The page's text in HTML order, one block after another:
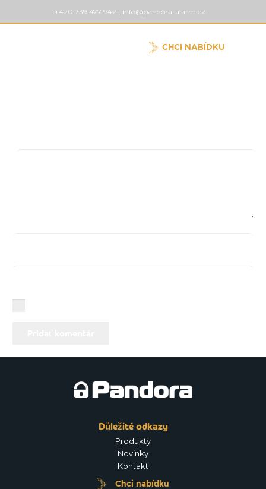
+420 739 477 942 | info@pandora-alarm.cz
CHCI NABÍDKU
Důležité odkazy
Produkty
Novinky
Kontakt
Chci nabídku